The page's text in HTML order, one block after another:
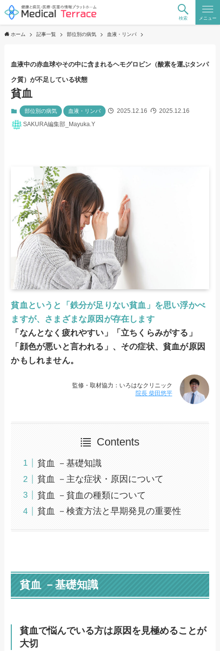
検索 メニュー
ホーム 記事一覧 部位別の病気 血液・リンパ
血液中の赤血球やその中に含まれるヘモグロビン（酸素を運ぶタンパ
ク質）が不足している状態
貧血
部位別の病気 血液・リンパ 2025.12.16
2025.12.16
SAKURA編集部_Mayuka.Y
貧血というと「鉄分が足りない貧血」を思い浮かべ
ますが、さまざまな原因が存在します
「なんとなく疲れやすい」「立ちくらみがする」
「顔色が悪いと言われる」、その症状、貧血が原因
かもしれません。
監修・取材協力：いろはなクリニック
院長 柴田悠平
Contents
貧血 －基礎知識
貧血 －主な症状・原因について
貧血 －貧血の種類について
貧血 －検査方法と早期発見の重要性
貧血 －基礎知識
貧血で悩んでいる方は原因を見極めることが
大切